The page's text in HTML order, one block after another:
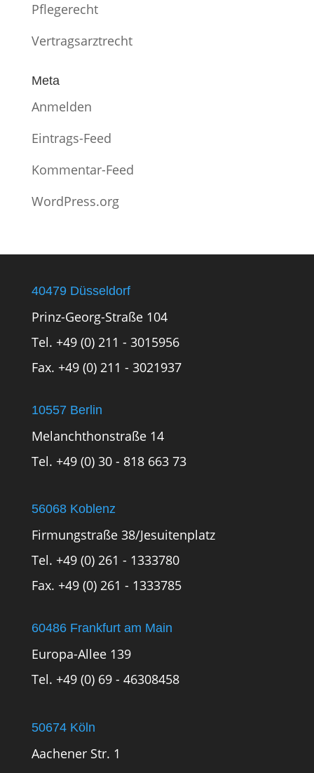
Pflegerecht
Vertragsarztrecht
Meta
Anmelden
Eintrags-Feed
Kommentar-Feed
WordPress.org
40479 Düsseldorf
Prinz-Georg-Straße 104
Tel. +49 (0) 211 - 3015956
Fax. +49 (0) 211 - 3021937
10557 Berlin
Melanchthonstraße 14
Tel. +49 (0) 30 - 818 663 73
56068 Koblenz
Firmungstraße 38/Jesuitenplatz
Tel. +49 (0) 261 - 1333780
Fax. +49 (0) 261 - 1333785
60486 Frankfurt am Main
Europa-Allee 139
Tel. +49 (0) 69 - 46308458
50674 Köln
Aachener Str. 1